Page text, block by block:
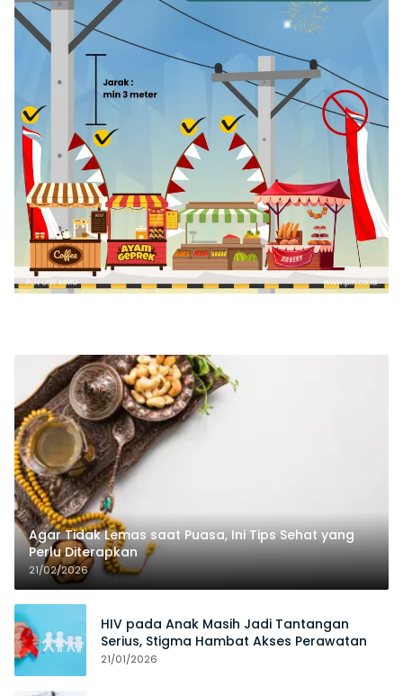
Agar Tidak Lemas saat Puasa, Ini Tips Sehat yang
Perlu Diterapkan
21/02/2026
HIV pada Anak Masih Jadi Tantangan
Serius, Stigma Hambat Akses Perawatan
21/01/2026